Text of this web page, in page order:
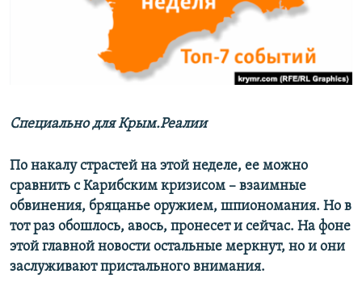
ПОБЕДИТЕЛЕЙ НЕ СУДЯТ?
КРЫМ.НЕПОКОРЕННЫЙ
ПРИСОЕДИНЯЙТЕСЬ!
Все сайты RFE/RL
Специально для Крым.Реалии
По накалу страстей на этой неделе, ее можно
сравнить с Карибским кризисом – взаимные
обвинения, бряцанье оружием, шпиономания. Но в
тот раз обошлось, авось, пронесет и сейчас. На фоне
этой главной новости остальные меркнут, но и они
заслуживают пристального внимания.